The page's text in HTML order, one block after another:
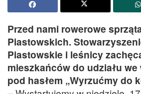
Przed nami rowerowe
Piastowskich.
Piastowskie i leśnicy
mieszkańców do udziału
pod hasłem „Wyrzućmy do